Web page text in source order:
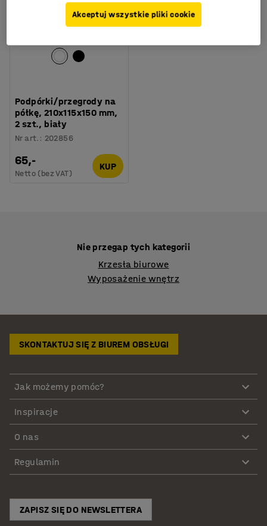
Podpórki/przegrody na
półkę, 210x115x150 mm,
2 szt., biały
Nr art. : 202856
65,-
Netto (bez VAT)
KUP
Nie przegap tych kategorii
Krzesła biurowe
Wyposażenie wnętrz
SKONTAKTUJ SIĘ Z BIUREM OBSŁUGI
Jak możemy pomóc?
Inspiracje
O nas
Regulamin
ZAPISZ SIĘ DO NEWSLETTERA
Akceptuj wszystkie pliki cookie